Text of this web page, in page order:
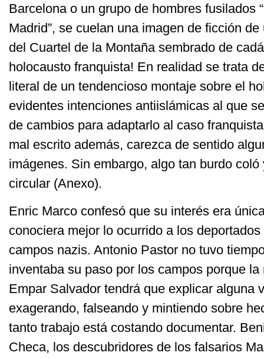
Barcelona o un grupo de hombres fusilados
Madrid”, se cuelan una imagen de ficción
del Cuartel de la Montaña sembrado de
holocausto franquista! En realidad se trata
literal de un tendencioso montaje sobre el
evidentes intenciones antiislámicas al que
de cambios para adaptarlo al caso
mal escrito además, carezca de sentido
imágenes. Sin embargo, algo tan burdo
circular (Anexo).
Enric Marco confesó que su interés era
conociera mejor lo ocurrido a los
campos nazis. Antonio Pastor no tuvo
inventaba su paso por los campos porque
Empar Salvador tendrá que explicar alguna
exagerando, falseando y mintiendo sobre
tanto trabajo está costando documentar.
Checa, los descubridores de los falsarios